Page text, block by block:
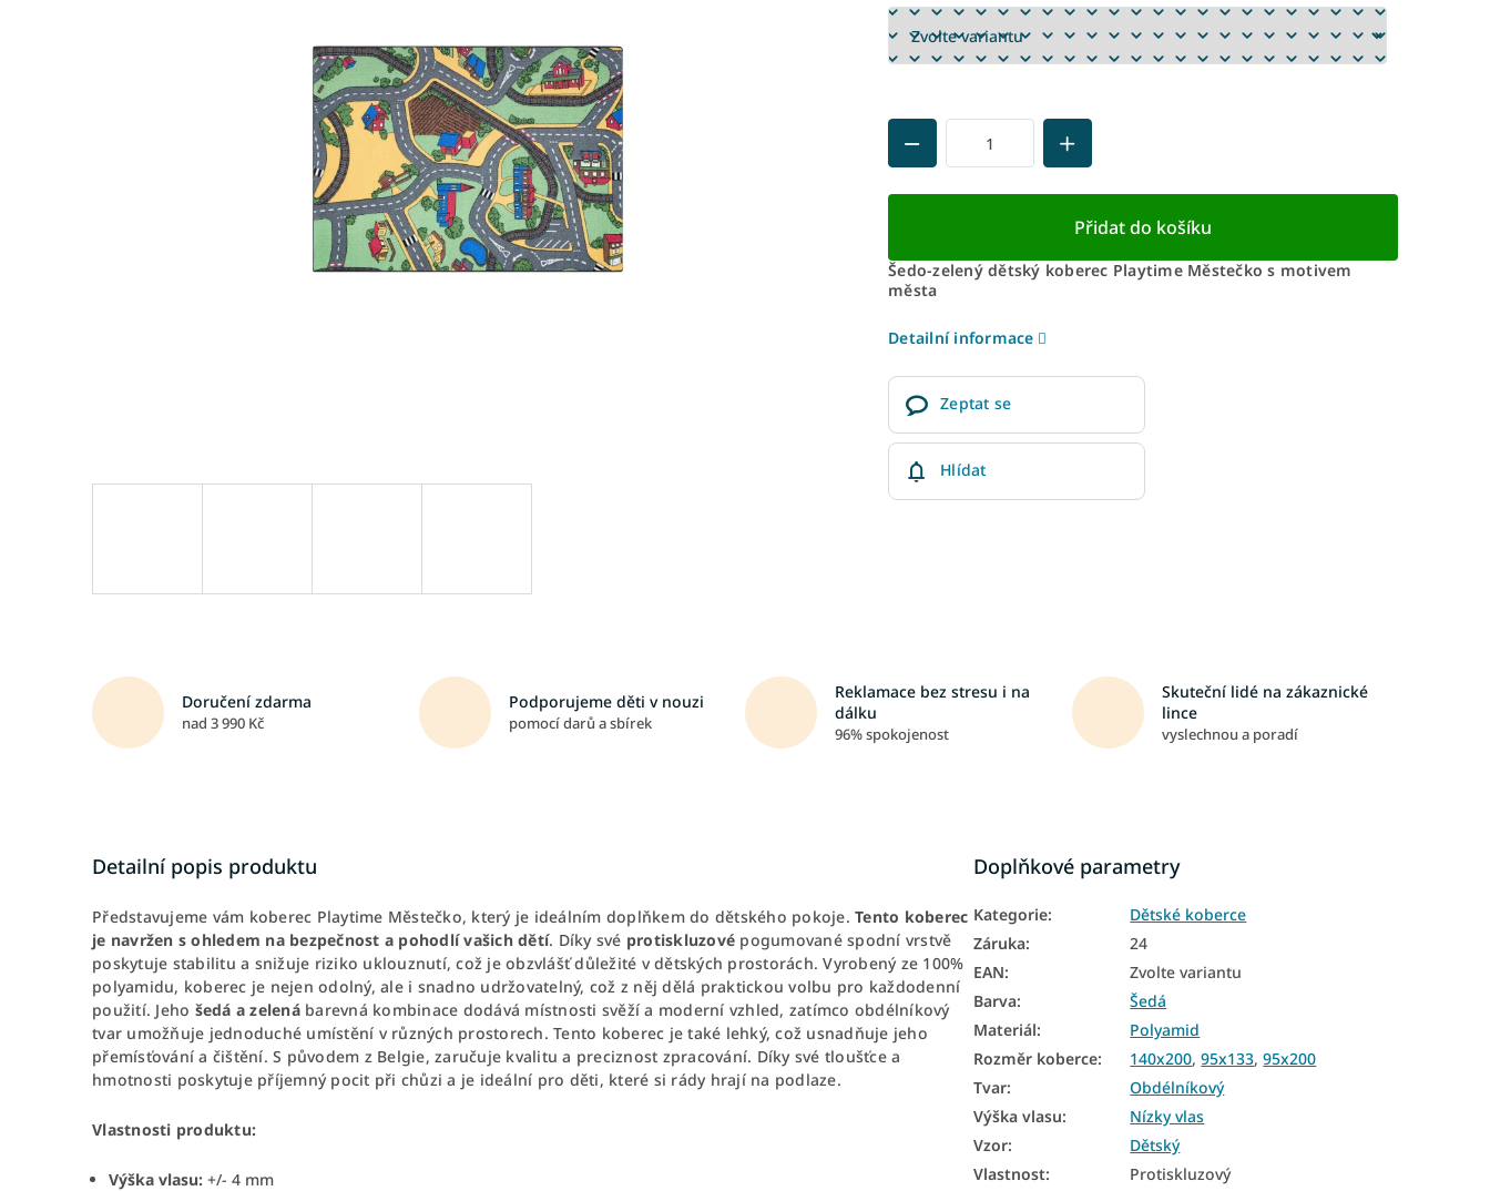
Přidat do košíku
Šedo-zelený dětský koberec Playtime Městečko s motivem
města
Detailní informace
Zeptat se
Hlídat
Doručení zdarma
nad 3 990 Kč
Podporujeme děti v nouzi
pomocí darů a sbírek
Reklamace bez stresu i na
dálku
96% spokojenost
Skuteční lidé na zákaznické
lince
vyslechnou a poradí
Detailní popis produktu
Představujeme vám koberec Playtime Městečko, který je ideálním doplňkem do dětského pokoje. Tento koberec
je navržen s ohledem na bezpečnost a pohodlí vašich dětí. Díky své protiskluzové pogumované spodní vrstvě
poskytuje stabilitu a snižuje riziko uklouznutí, což je obzvlášť důležité v dětských prostorách. Vyrobený ze 100%
polyamidu, koberec je nejen odolný, ale i snadno udržovatelný, což z něj dělá praktickou volbu pro každodenní
použití. Jeho šedá a zelenábarevná kombinace dodává místnosti svěží a moderní vzhled, zatímco obdélníkový
tvar umožňuje jednoduché umístění v různých prostorech. Tento koberec je také lehký, což usnadňuje jeho
přemísťování a čištění. S původem z Belgie, zaručuje kvalitu a preciznost zpracování. Díky své tloušťce a
hmotnosti poskytuje příjemný pocit při chůzi a je ideální pro děti, které si rády hrají na podlaze.
Vlastnosti produktu:
Výška vlasu: +/- 4 mm
Doplňkové parametry
Kategorie:
Dětské koberce
Záruka:
24
EAN:
Zvolte variantu
Barva:
Šedá
Materiál:
Polyamid
Rozměr koberce: 140x200,95x133,95x200
Tvar:
Obdélníkový
Výška vlasu:
Nízky vlas
Vzor:
Dětský
Vlastnost: Protiskluzový